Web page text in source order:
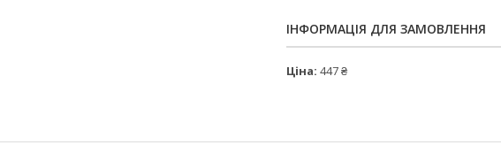
ІНФОРМАЦІЯ ДЛЯ ЗАМОВЛЕННЯ
Ціна: 447 ₴